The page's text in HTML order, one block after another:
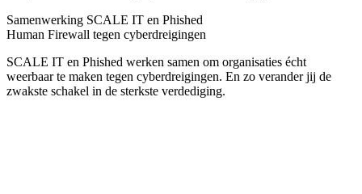
Samenwerking SCALE IT en Phished
Human Firewall tegen cyberdreigingen
SCALE IT en Phished werken samen om organisaties écht
weerbaar te maken tegen cyberdreigingen. En zo verander jij de
zwakste schakel in de sterkste verdediging.